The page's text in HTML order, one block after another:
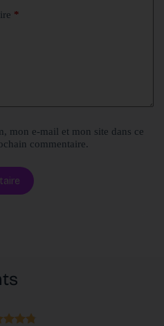
*
mon e-mail et mon site dans ce
commentaire.